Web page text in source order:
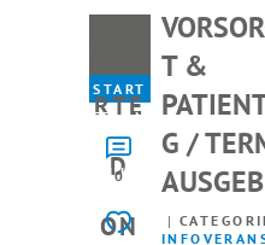
RTE
D
ON
START
ED ON
20.
JULY
0
T &
G /